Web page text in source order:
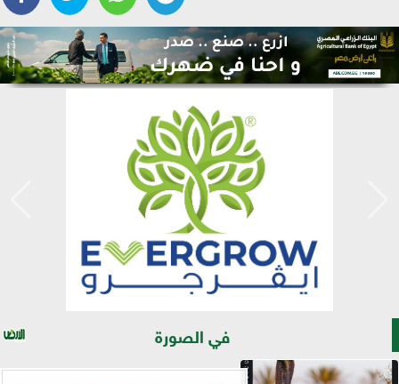
في الصورة